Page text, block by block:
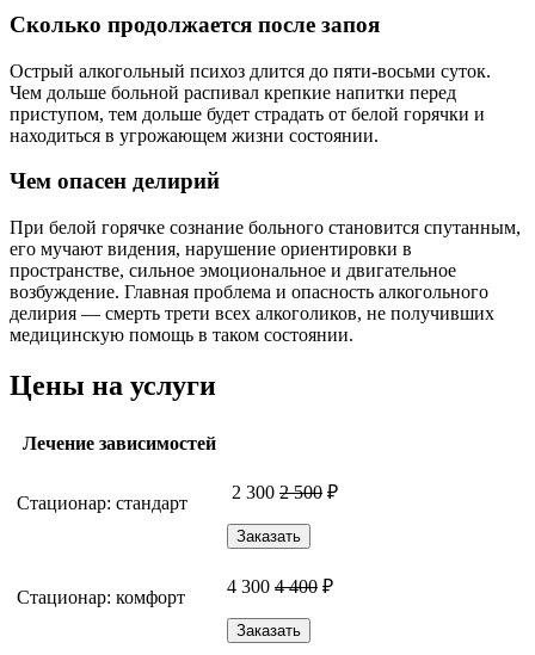
Сколько продолжается после запоя
Острый алкогольный психоз длится до пяти-восьми суток.
Чем дольше больной распивал крепкие напитки перед
приступом, тем дольше будет страдать от белой горячки и
находиться в угрожающем жизни состоянии.
Чем опасен делирий
При белой горячке сознание больного становится спутанным,
его мучают видения, нарушение ориентировки в
пространстве, сильное эмоциональное и двигательное
возбуждение. Главная проблема и опасность алкогольного
делирия — смерть трети всех алкоголиков, не получивших
медицинскую помощь в таком состоянии.
Цены на услуги
Лечение зависимостей
Стационар: стандарт
2 300 2 500 ₽
Заказать
Стационар: комфорт
4 300 4 400 ₽
Заказать